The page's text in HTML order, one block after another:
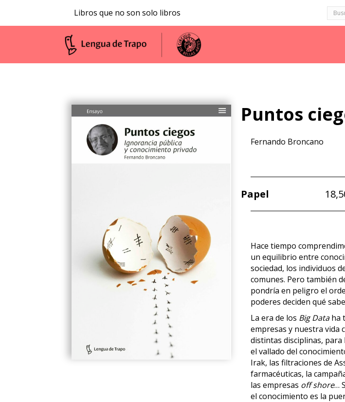
Libros que no son solo libros
Puntos
Fernando Broncano
Papel
Hace tiempo
un equilibrio entre
sociedad, los individuos
comunes. Pero también
pondría en peligro el
poderes deciden qué
La era de los Big Dataha
empresas y nuestra vida
distintas disciplinas,
el vallado del
Irak, las filtraciones de
farmacéuticas, la
las empresas off shore…
el conocimiento es la